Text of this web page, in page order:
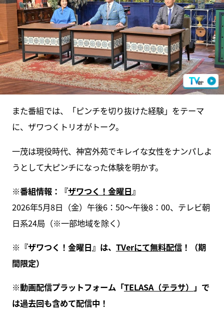
また番組では、「ピンチを切り抜けた経験」をテーマ
に、ザワつくトリオがトーク。
一茂は現役時代、神宮外苑でキレイな女性をナンパしよ
うとして大ピンチになった体験を明かす。
※番組情報：『ザワつく！金曜日』
2026年5月8日（金）午後6：50～午後8：00、テレビ朝
日系24局（※一部地域を除く）
※『ザワつく！金曜日』は、 TVerにて無料配信！（期
間限定）
※動画配信プラットフォーム「TELASA（テラサ） 」で
は過去回も含めて配信中！